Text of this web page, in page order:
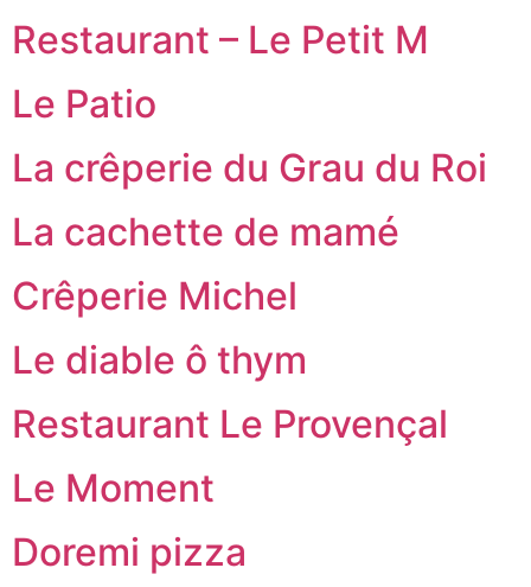
Restaurant – Le Petit M
Le Patio
La crêperie du Grau du Roi
La cachette de mamé
Crêperie Michel
Le diable ô thym
Restaurant Le Provençal
Le Moment
Doremi pizza